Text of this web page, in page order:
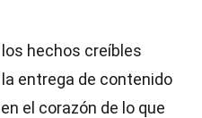
hechos creíbles
entrega de contenido
el corazón de lo que